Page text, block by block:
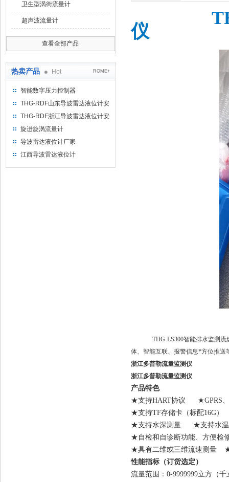
卫生型涡街流量计
超声波流量计
查看全部产品
热卖产品 Hot ROME+
智能数字压力控制器
THG-RDF山东导波雷达液位计安
装方法
THG-RDF浙江导波雷达液位计安
装方法
旋进旋涡流量计
导波雷达液位计厂家
江西导波雷达液位计
仪
THG-LS300智能排水监测流
体、智能互联、报警信息*方位推送
浙江多普勒流量监测仪
浙江多普勒流量监测仪
产品特色
★支持HART协议 ★GPRS
★支持TF存储卡 （标配16G）
★支持水深测量 ★支持水
★自检和自诊断功能、 方便检
★具有二维或三维流速测量
性能指标 （订货选定）
流量范围： 0-9999999立方（千